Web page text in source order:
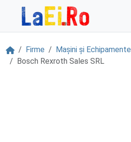
Sari la continut
AcasăFirme
Mașini și Echipamente
Bosch Rexroth Sales SRL